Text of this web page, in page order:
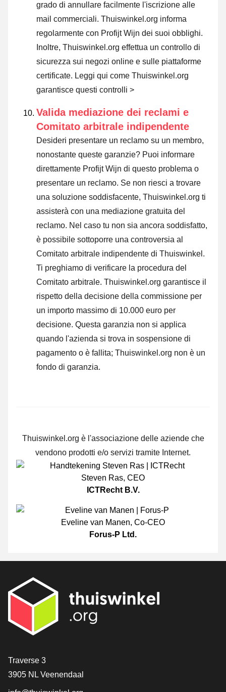
grado di annullare facilmente l'iscrizione alle
mail commerciali. Thuiswinkel.org informa
regolarmente con Profijt Wijn dei suoi obblighi.
Inoltre, Thuiswinkel.org effettua un controllo di
sicurezza sui negozi online e sulle piattaforme
certificate. Leggi qui come Thuiswinkel.org
garantisce questi controlli >
Valida mediazione dei reclami e
Comitato arbitrale indipendente
Desideri presentare un reclamo su un membro,
nonostante queste garanzie? Puoi informare
direttamente Profijt Wijn di questo problema o
presentare un reclamo. Se non riesci a trovare
una soluzione soddisfacente, Thuiswinkel.org ti
assisterà con una mediazione gratuita del
reclamo. Nel caso tu non sia ancora soddisfatto,
è possibile sottoporre una controversia al
Comitato arbitrale indipendente di Thuiswinkel.
Ti preghiamo di verificare la procedura del
Comitato arbitrale. Thuiswinkel.org garantisce il
rispetto della decisione della commissione per
un importo massimo di 10.000 euro per
decisione. Questa garanzia non si applica
quando l'azienda si trova in sospensione di
pagamento o è fallita; Thuiswinkel.org non è un
fondo di garanzia.
Thuiswinkel.org è l'associazione delle aziende che
vendono prodotti e/o servizi tramite Internet.
Steven Ras, CEO
ICTRecht B.V.
Eveline van Manen, Co-CEO
Forus-P Ltd.
[_General:Contact]
Traverse 3
3905 NL Veenendaal